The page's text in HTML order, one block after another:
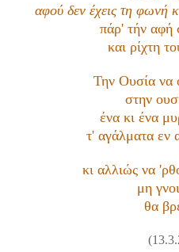
αφού δεν έχεις τη φωνή
πάρ' τήν
και ρίχτη
Την Ουσία να
στην
ένα κι ένα
τ' αγάλματα εν
κι αλλιώς να
μη
θα